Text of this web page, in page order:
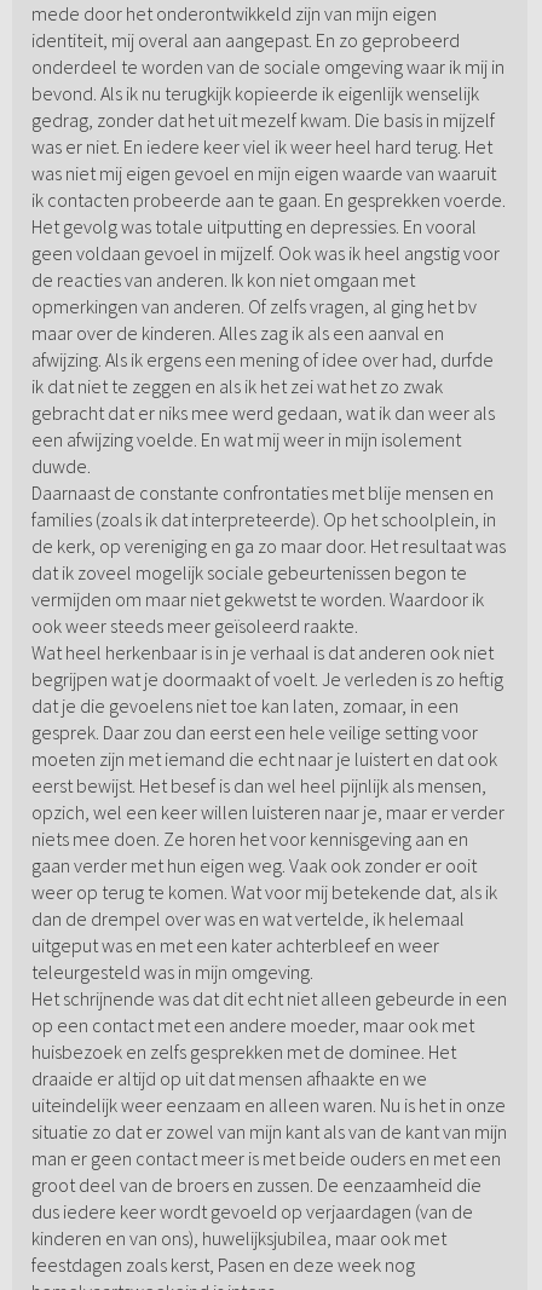
mede door het onderontwikkeld zijn van mijn eigen
identiteit, mij overal aan aangepast. En zo geprobeerd
onderdeel te worden van de sociale omgeving waar ik mij in
bevond. Als ik nu terugkijk kopieerde ik eigenlijk wenselijk
gedrag, zonder dat het uit mezelf kwam. Die basis in mijzelf
was er niet. En iedere keer viel ik weer heel hard terug. Het
was niet mij eigen gevoel en mijn eigen waarde van waaruit
ik contacten probeerde aan te gaan. En gesprekken voerde.
Het gevolg was totale uitputting en depressies. En vooral
geen voldaan gevoel in mijzelf. Ook was ik heel angstig voor
de reacties van anderen. Ik kon niet omgaan met
opmerkingen van anderen. Of zelfs vragen, al ging het bv
maar over de kinderen. Alles zag ik als een aanval en
afwijzing. Als ik ergens een mening of idee over had, durfde
ik dat niet te zeggen en als ik het zei wat het zo zwak
gebracht dat er niks mee werd gedaan, wat ik dan weer als
een afwijzing voelde. En wat mij weer in mijn isolement
duwde.
Daarnaast de constante confrontaties met blije mensen en
families (zoals ik dat interpreteerde). Op het schoolplein, in
de kerk, op vereniging en ga zo maar door. Het resultaat was
dat ik zoveel mogelijk sociale gebeurtenissen begon te
vermijden om maar niet gekwetst te worden. Waardoor ik
ook weer steeds meer geïsoleerd raakte.
Wat heel herkenbaar is in je verhaal is dat anderen ook niet
begrijpen wat je doormaakt of voelt. Je verleden is zo heftig
dat je die gevoelens niet toe kan laten, zomaar, in een
gesprek. Daar zou dan eerst een hele veilige setting voor
moeten zijn met iemand die echt naar je luistert en dat ook
eerst bewijst. Het besef is dan wel heel pijnlijk als mensen,
opzich, wel een keer willen luisteren naar je, maar er verder
niets mee doen. Ze horen het voor kennisgeving aan en
gaan verder met hun eigen weg. Vaak ook zonder er ooit
weer op terug te komen. Wat voor mij betekende dat, als ik
dan de drempel over was en wat vertelde, ik helemaal
uitgeput was en met een kater achterbleef en weer
teleurgesteld was in mijn omgeving.
Het schrijnende was dat dit echt niet alleen gebeurde in een
op een contact met een andere moeder, maar ook met
huisbezoek en zelfs gesprekken met de dominee. Het
draaide er altijd op uit dat mensen afhaakte en we
uiteindelijk weer eenzaam en alleen waren. Nu is het in onze
situatie zo dat er zowel van mijn kant als van de kant van mijn
man er geen contact meer is met beide ouders en met een
groot deel van de broers en zussen. De eenzaamheid die
dus iedere keer wordt gevoeld op verjaardagen (van de
kinderen en van ons), huwelijksjubilea, maar ook met
feestdagen zoals kerst, Pasen en deze week nog